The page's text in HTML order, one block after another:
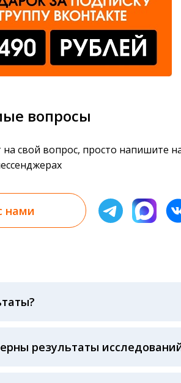
вопросы
свой вопрос, просто напишите
нами
паспорта или чека об оплате
результаты
тестов